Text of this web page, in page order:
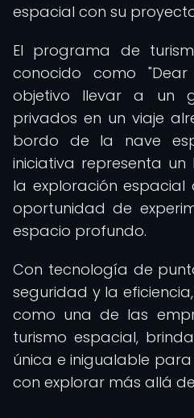
espacial con su
El programa de
conocido como
objetivo llevar a un
privados en un viaje
bordo de la nave
iniciativa representa
la exploración espacial
oportunidad de
espacio profundo.
Con tecnología de
seguridad y la
como una de las
turismo espacial,
única e inigualable
con explorar más allá